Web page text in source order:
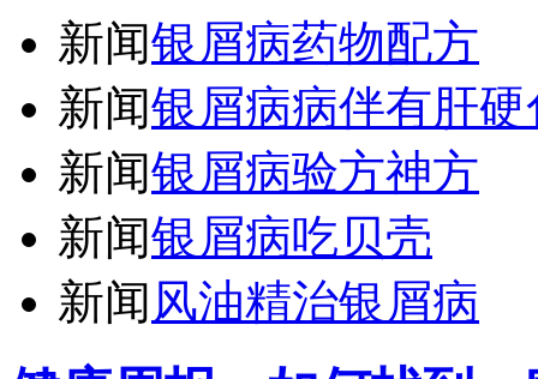
新闻银屑病药物配方
新闻银屑病病伴有肝硬
新闻银屑病验方神方
新闻银屑病吃贝壳
新闻风油精治银屑病